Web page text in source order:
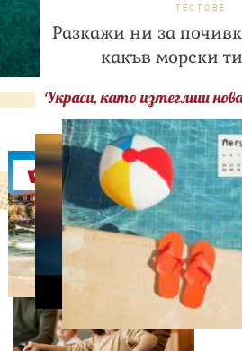
ТЕСТОВЕ
Разкажи ни за
какъв морски
Украси, като изтеглиш
Оферти